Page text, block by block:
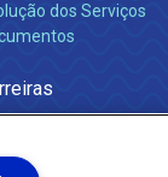
dos Serviços